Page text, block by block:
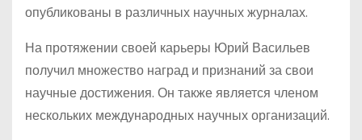
опубликованы в различных научных журналах.
На протяжении своей карьеры Юрий Васильев
получил множество наград и признаний за свои
научные достижения. Он также является членом
нескольких международных научных организаций.